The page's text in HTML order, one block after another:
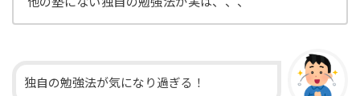
独自の勉強法が気になり過ぎる！